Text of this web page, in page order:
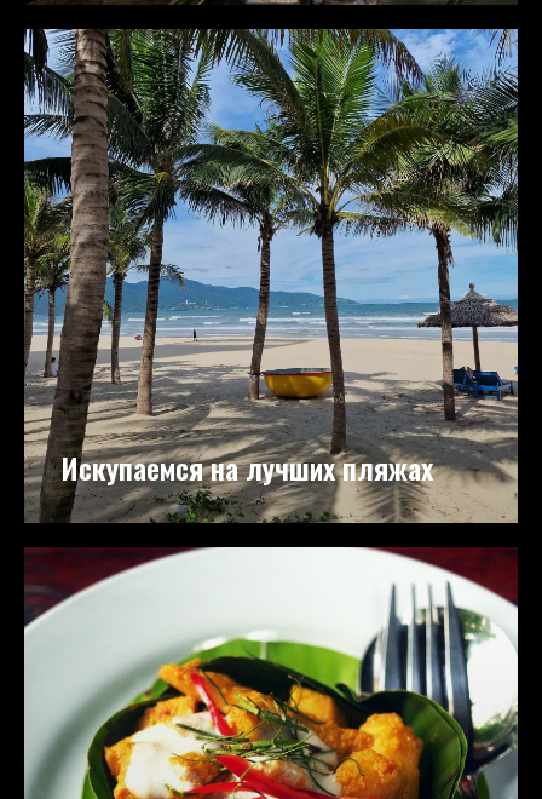
Искупаемся на лучших пляжах